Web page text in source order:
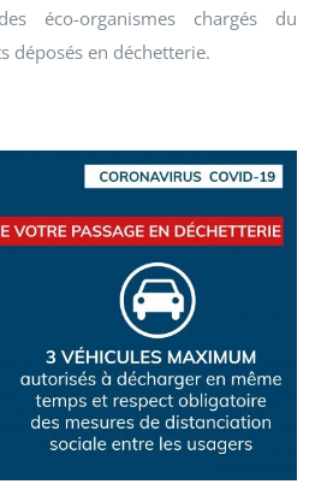
éco-organismes chargés du
déposés en déchetterie.